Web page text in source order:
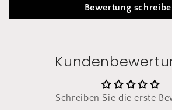
Bewertung
Schreiben Sie die erste